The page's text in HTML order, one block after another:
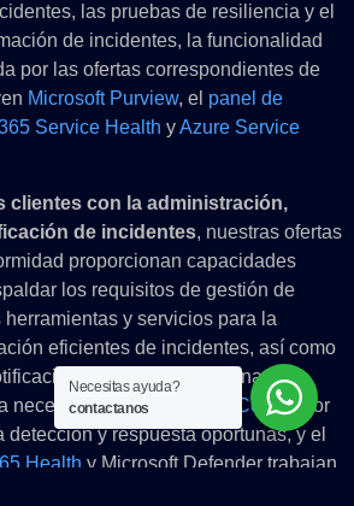
las pruebas de resiliencia y el
de incidentes, la funcionalidad
por las ofertas correspondientes de
Microsoft Purview, el panel de
Service Health yAzure Service
clientes con la administración,
de incidentes, nuestras ofertas
proporcionan capacidades
los requisitos de gestión de
y servicios para la
eficientes de incidentes, así como
y respuesta oportunas de
necesario.Azure Security Center, por
y respuesta oportunas, y el
Health y Microsoft Defender trabajan
Necesitas ayuda?
contactanos